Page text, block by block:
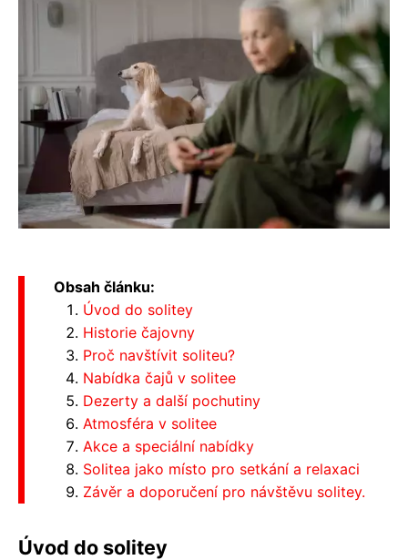
Obsah článku:
Úvod do solitey
Historie čajovny
Proč navštívit soliteu?
Nabídka čajů v solitee
Dezerty a další pochutiny
Atmosféra v solitee
Akce a speciální nabídky
Solitea jako místo pro setkání a relaxaci
Závěr a doporučení pro návštěvu solitey.
Úvod do solitey